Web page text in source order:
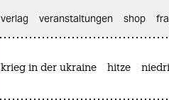
verlag
veranstaltungen shop
krieg in der ukraine hitze